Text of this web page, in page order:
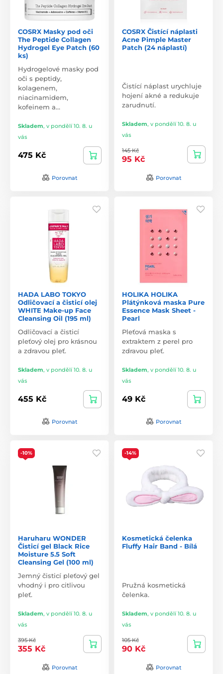
COSRX Masky pod oči
The Peptide Collagen
Hydrogel Eye Patch (60
ks)
Hydrogelové masky pod
oči s peptidy,
kolagenem,
niacinamidem,
kofeinem a…
Skladem, v pondělí 10. 8. u
vás
475 Kč
Porovnat
COSRX Čistící náplasti
Acne Pimple Master
Patch (24 náplastí)
Čistící náplast urychluje
hojení akné a redukuje
zarudnutí.
Skladem, v pondělí 10. 8. u
vás
145 Kč
95 Kč
Porovnat
HADA LABO TOKYO
Odličovací a čisticí olej
WHITE Make-up Face
Cleansing Oil (195 ml)
Odličovací a čisticí
pleťový olej pro krásnou
a zdravou pleť.
Skladem, v pondělí 10. 8. u
vás
455 Kč
Porovnat
HOLIKA HOLIKA
Plátýnková maska Pure
Essence Mask Sheet -
Pearl
Pleťová maska s
extraktem z perel pro
zdravou pleť.
Skladem, v pondělí 10. 8. u
vás
49 Kč
Porovnat
-10%
Haruharu WONDER
Čisticí gel Black Rice
Moisture 5.5 Soft
Cleansing Gel (100 ml)
Jemný čisticí pleťový gel
vhodný i pro citlivou
pleť.
Skladem, v pondělí 10. 8. u
vás
395 Kč
355 Kč
Porovnat
-14%
Kosmetická čelenka
Fluffy Hair Band - Bílá
Pružná kosmetická
čelenka.
Skladem, v pondělí 10. 8. u
vás
105 Kč
90 Kč
Porovnat